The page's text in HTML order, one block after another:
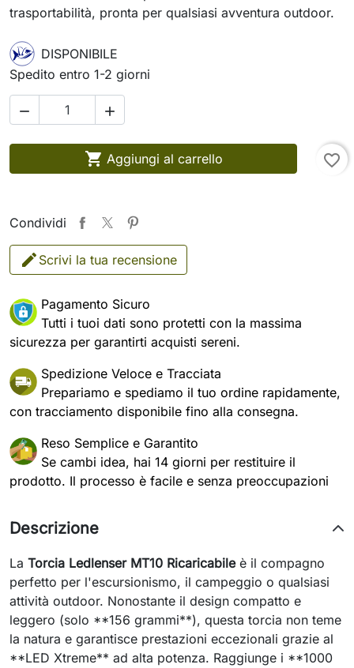
trasportabilità, pronta per qualsiasi avventura outdoor.
DISPONIBILE
Spedito entro 1-2 giorni
 
 Aggiungi al carrello favorite_border
Condividi
Scrivi la tua recensione
Pagamento Sicuro
Tutti i tuoi dati sono protetti con la massima
sicurezza per garantirti acquisti sereni.
Spedizione Veloce e Tracciata
Prepariamo e spediamo il tuo ordine rapidamente,
con tracciamento disponibile fino alla consegna.
Reso Semplice e Garantito
Se cambi idea, hai 14 giorni per restituire il
prodotto. Il processo è facile e senza preoccupazioni
Descrizione
La Torcia Ledlenser MT10 Ricaricabileè il compagno
perfetto per l'escursionismo, il campeggio o qualsiasi
attività outdoor. Nonostante il design compatto e
leggero (solo **156 grammi**), questa torcia non teme
la natura e garantisce prestazioni eccezionali grazie al
**LED Xtreme** ad alta potenza. Raggiunge i **1000